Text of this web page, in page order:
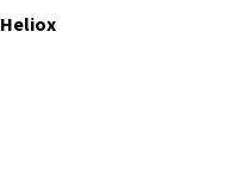
Heliox